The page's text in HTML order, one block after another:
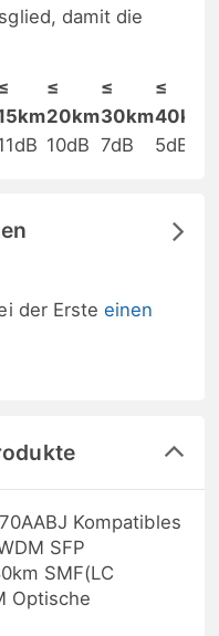
damit die
≤
20km
≤
30km
≤
40km
10dB 7dB 5dB
der Ersteeinen
Kompatibles
SFP
SMF(LC
Optische